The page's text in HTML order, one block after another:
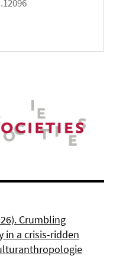
Crumbling
in a crisis-ridden